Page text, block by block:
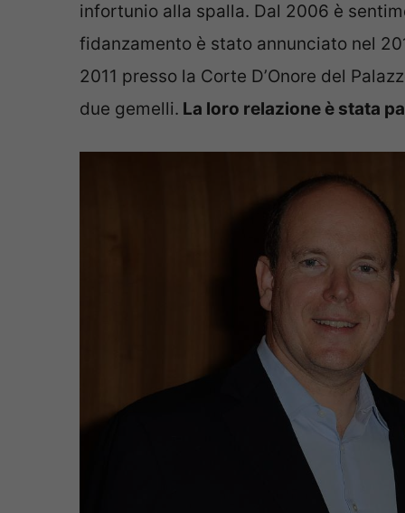
infortunio alla spalla. Dal 2006 è
fidanzamento è stato annunciato nel
2011 presso la Corte D’Onore del
due gemelli. La loro relazione è stata